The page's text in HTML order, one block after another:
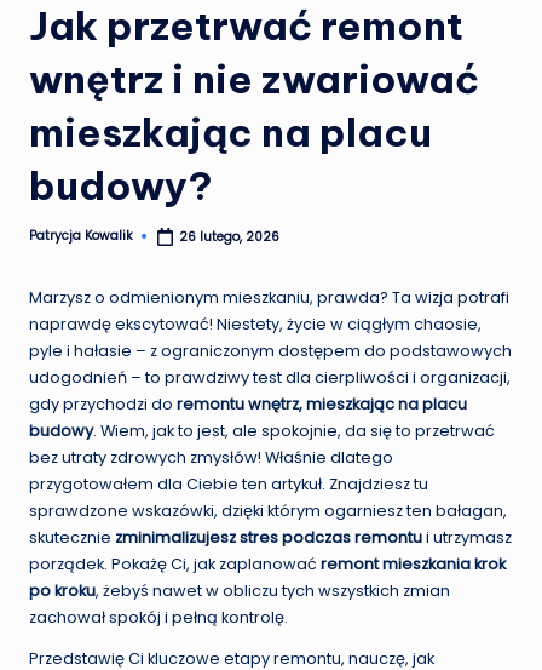
Jak przetrwać remont
wnętrz i nie zwariować
mieszkając na placu
budowy?
Posted
Patrycja Kowalik 26 lutego, 2026
Marzysz o odmienionym mieszkaniu, prawda? Ta wizja potrafi
naprawdę ekscytować! Niestety, życie w ciągłym chaosie,
pyle i hałasie – z ograniczonym dostępem do podstawowych
udogodnień – to prawdziwy test dla cierpliwości i organizacji,
gdy przychodzi do remontu wnętrz, mieszkając na placu
budowy. Wiem, jak to jest, ale spokojnie, da się to przetrwać
bez utraty zdrowych zmysłów! Właśnie dlatego
przygotowałem dla Ciebie ten artykuł. Znajdziesz tu
sprawdzone wskazówki, dzięki którym ogarniesz ten bałagan,
skutecznie zminimalizujesz stres podczas remontui utrzymasz
porządek. Pokażę Ci, jak zaplanować remont mieszkania krok
po kroku, żebyś nawet w obliczu tych wszystkich zmian
zachował spokój i pełną kontrolę.
Przedstawię Ci kluczowe etapy remontu, nauczę, jak